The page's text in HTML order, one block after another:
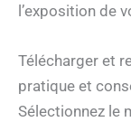
l’exposition de
Télécharger et
pratique et
Sélectionnez le